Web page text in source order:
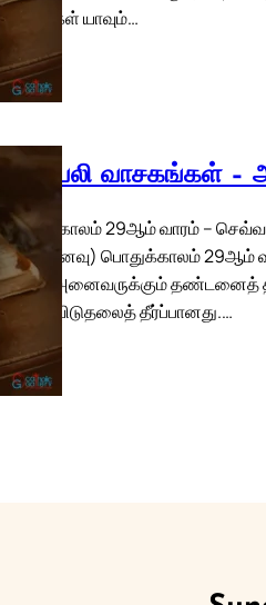
எல்லைகள் யாவும்…
திருப்பலி வாசகங்கள்
பொதுக்காலம் 29ஆம் வாரம் –
(வி.நினைவு) பொதுக்காலம் 29ஆம்
குற்றம் அனைவருக்கும் தண்டனைத்
செயல் விடுதலைத் தீர்ப்பானது.…